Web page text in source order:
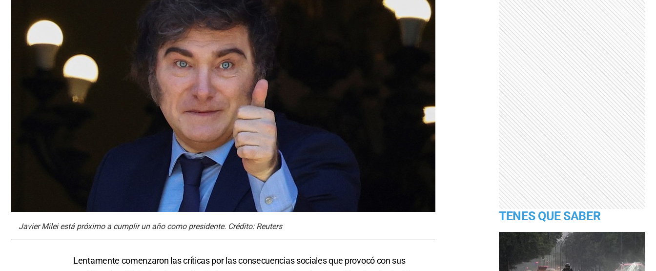
Javier Milei está próximo a cumplir un año como presidente. Crédito: Reuters
Lentamente comenzaron las críticas por las consecuencias sociales que provocó con sus
TENES QUE SABER